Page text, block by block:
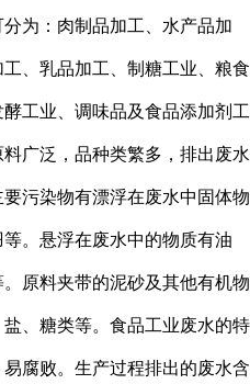
为：肉制品加工、水产品加
、乳品加工、制糖工业、粮食
工业、调味品及食品添加剂工
广泛，品种类繁多，排出废水
污染物有漂浮在废水中固体物
。悬浮在废水中的物质有油
原料夹带的泥砂及其他有机物
、糖类等。食品工业废水的特
腐败。生产过程排出的废水含